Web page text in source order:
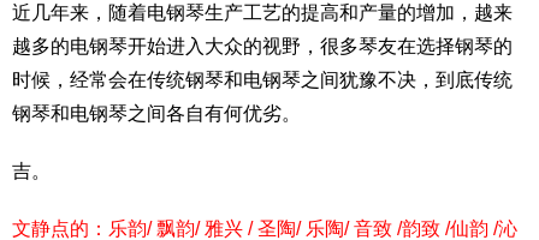
近几年来，随着电钢琴生产工艺的提高和产量的增加，越来
越多的电钢琴开始进入大众的视野，很多琴友在选择钢琴的
时候，经常会在传统钢琴和电钢琴之间犹豫不决，到底传统
钢琴和电钢琴之间各自有何优劣。
吉。
文静点的：乐韵/ 飘韵/ 雅兴 / 圣陶/ 乐陶/ 音致 /韵致 /仙韵 /沁